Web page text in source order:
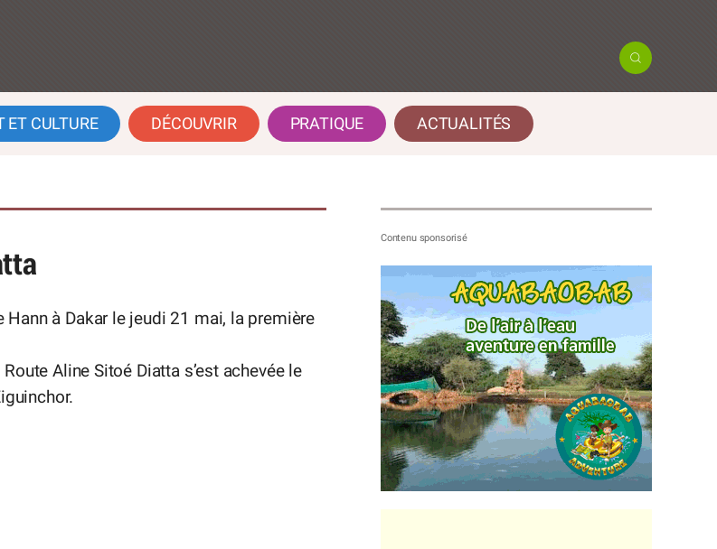
ET CULTURE DÉCOUVRIR PRATIQUE ACTUALITÉS
Hann à Dakar le jeudi 21 mai, la première
Aline Sitoé Diatta s’est achevée le